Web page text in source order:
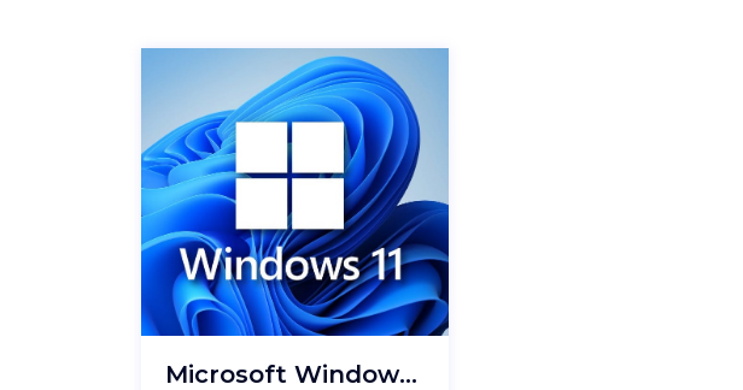
Microsoft Windows 11 Pro 64bit (DE) – 122996 – Installation DVD inkl. Lizenz